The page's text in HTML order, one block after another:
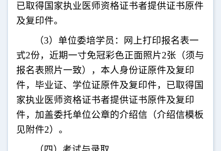
已取得国家执业医师资格证书者提供证书原件
及复印件。
（3）单位委培学员：网上打印报名表一
式2份，近期一寸免冠彩色正面照片2张（须与
报名表照片一致），本人身份证原件及复印
件，毕业证、学位证原件及复印件，已取得国
家执业医师资格证书者提供证书原件及复印
件，加盖委托单位公章的介绍信（介绍信模板
见附件2）。